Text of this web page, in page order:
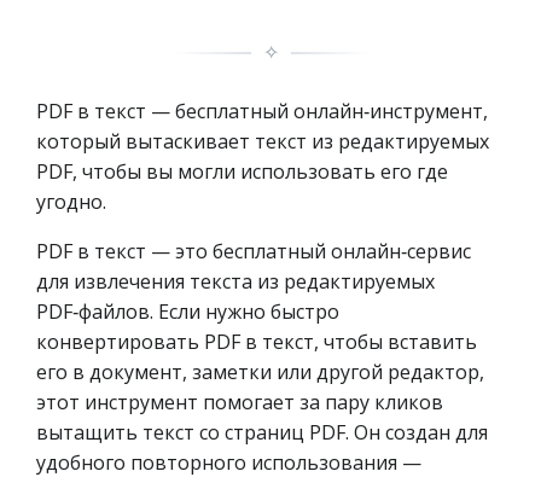
✧
PDF в текст — бесплатный онлайн‑инструмент,
который вытаскивает текст из редактируемых
PDF, чтобы вы могли использовать его где
угодно.
PDF в текст — это бесплатный онлайн‑сервис
для извлечения текста из редактируемых
PDF‑файлов. Если нужно быстро
конвертировать PDF в текст, чтобы вставить
его в документ, заметки или другой редактор,
этот инструмент помогает за пару кликов
вытащить текст со страниц PDF. Он создан для
удобного повторного использования —